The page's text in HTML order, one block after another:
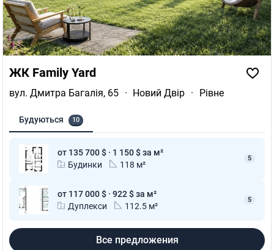
ЖК Family Yard
вул. Дмитра Багалія, 65 · Новий Двір · Рівне
Будуються 10
от 135 700 $ · 1 150 $ за м²
Будинки
118 м²
5
от 117 000 $ · 922 $ за м²
Дуплекси
112.5 м²
5
Все предложения